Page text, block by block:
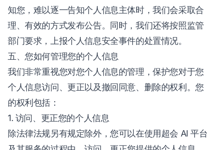
知您，难以逐一告知个人信息主体时，我们会采取合
理、有效的方式发布公告。同时，我们还将按照监管
部门要求，上报个人信息安全事件的处置情况。
五、您如何管理您的个人信息
我们非常重视您对您个人信息的管理，保护您对于您
个人信息访问、更正以及撤回同意、删除的权利。您
的权利包括：
1. 访问、更正您的个人信息
除法律法规另有规定除外，您可以在使用超会 AI 平台